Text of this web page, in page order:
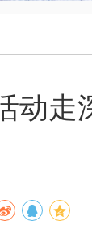
动走